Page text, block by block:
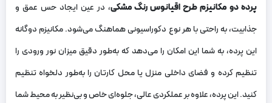
پرده دو مکانیزم طرح اقیانوس رنگ مشکی، در عین ایجاد حس عمق و
جذابیت، به راحتی با هر نوع دکوراسیونی هماهنگ می‌شود. مکانیزم دوگانه
این پرده، به شما این امکان را می‌دهد که به‌طور دقیق میزان نور ورودی را
تنظیم کرده و فضای داخلی منزل یا محل کارتان را به‌طور دلخواه تنظیم
کنید. این پرده، علاوه بر عملکردی عالی، جلوه‌ای خاص و بی‌نظیر به محیط شما